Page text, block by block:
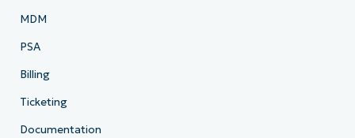
MDM
PSA
Billing
Ticketing
Documentation